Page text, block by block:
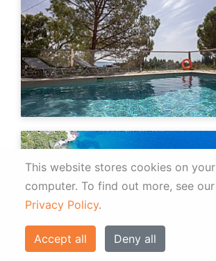
This website stores cookies on your
computer. To find out more, see our
Privacy Policy.
Accept all Deny all